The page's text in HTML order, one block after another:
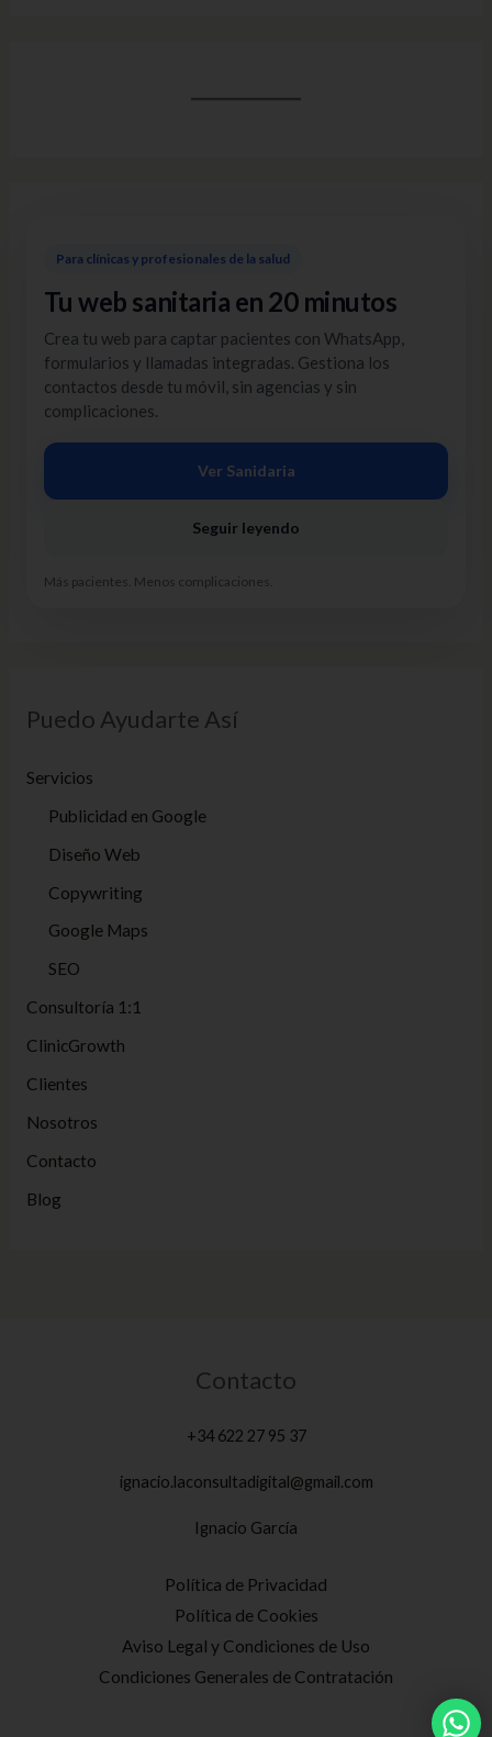
Para clínicas y profesionales de la salud
Tu web sanitaria en 20 minutos
Crea tu web para captar pacientes con WhatsApp,
formularios y llamadas integradas. Gestiona los
contactos desde tu móvil, sin agencias y sin
complicaciones.
Ver Sanidaria
Seguir leyendo
Más pacientes. Menos complicaciones.
Puedo Ayudarte Así
Servicios
Publicidad en Google
Diseño Web
Copywriting
Google Maps
SEO
Consultoría 1:1
ClinicGrowth
Clientes
Nosotros
Contacto
Blog
Contacto
+34 622 27 95 37
ignacio.laconsultadigital@gmail.com
Ignacio García
Política de Privacidad
Política de Cookies
Aviso Legal y Condiciones de Uso
Condiciones Generales de Contratación